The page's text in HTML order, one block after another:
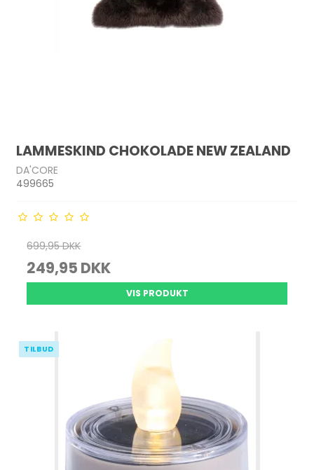
LAMMESKIND CHOKOLADE NEW ZEALAND
DA'CORE
499665
699,95 DKK
249,95 DKK
VIS PRODUKT
TILBUD